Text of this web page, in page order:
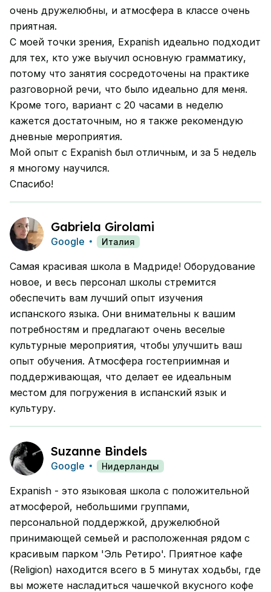
очень дружелюбны, и атмосфера в классе очень
приятная.
С моей точки зрения, Expanish идеально подходит
для тех, кто уже выучил основную грамматику,
потому что занятия сосредоточены на практике
разговорной речи, что было идеально для меня.
Кроме того, вариант с 20 часами в неделю
кажется достаточным, но я также рекомендую
дневные мероприятия.
Мой опыт с Expanish был отличным, и за 5 недель
я многому научился.
Спасибо!
Gabriela Girolami
Google Италия
Самая красивая школа в Мадриде! Оборудование
новое, и весь персонал школы стремится
обеспечить вам лучший опыт изучения
испанского языка. Они внимательны к вашим
потребностям и предлагают очень веселые
культурные мероприятия, чтобы улучшить ваш
опыт обучения. Атмосфера гостеприимная и
поддерживающая, что делает ее идеальным
местом для погружения в испанский язык и
культуру.
Suzanne Bindels
Google Нидерланды
Expanish - это языковая школа с положительной
атмосферой, небольшими группами,
персональной поддержкой, дружелюбной
принимающей семьей и расположенная рядом с
красивым парком 'Эль Ретиро'. Приятное кафе
(Religion) находится всего в 5 минутах ходьбы, где
вы можете насладиться чашечкой вкусного кофе